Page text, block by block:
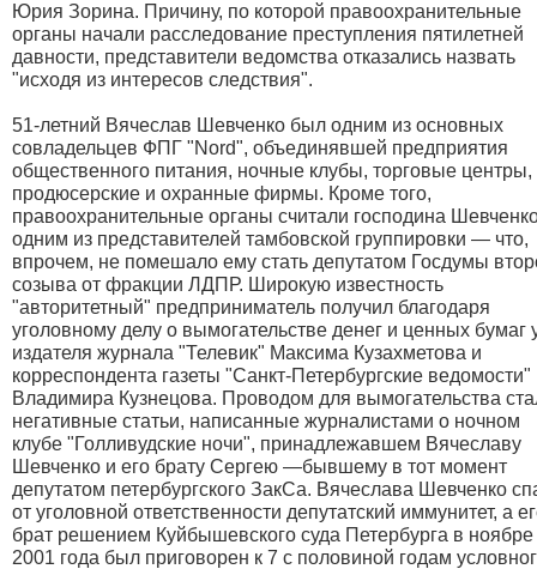
Юрия Зорина. Причину, по которой правоохранительные
органы начали расследование преступления пятилетней
давности, представители ведомства отказались назвать
"исходя из интересов следствия".
51-летний Вячеслав Шевченко был одним из основных
совладельцев ФПГ "Nord", объединявшей предприятия
общественного питания, ночные клубы, торговые центры,
продюсерские и охранные фирмы. Кроме того,
правоохранительные органы считали господина
одним из представителей тамбовской группировки — что,
впрочем, не помешало ему стать депутатом Госдумы
созыва от фракции ЛДПР. Широкую известность
"авторитетный" предприниматель получил благодаря
уголовному делу о вымогательстве денег и ценных бумаг
издателя журнала "Телевик" Максима Кузахметова и
корреспондента газеты "Санкт-Петербургские ведомости"
Владимира Кузнецова. Проводом для вымогательства
негативные статьи, написанные журналистами о ночном
клубе "Голливудские ночи", принадлежавшем Вячеславу
Шевченко и его брату Сергею —бывшему в тот момент
депутатом петербургского ЗакСа. Вячеслава Шевченко
от уголовной ответственности депутатский иммунитет, а
брат решением Куйбышевского суда Петербурга в ноябре
2001 года был приговорен к 7 с половиной годам